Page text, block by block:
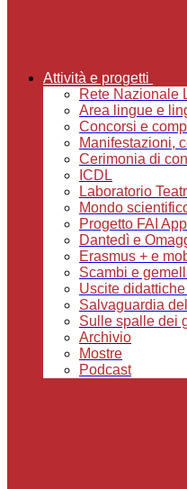
Attività e progetti
Rete Nazionale
Area lingue e
Concorsi e
Manifestazioni,
Cerimonia di
ICDL
Laboratorio
Mondo
Progetto FAI
Dantedì e
Erasmus + e
Scambi e
Uscite
Salvaguardia
Sulle spalle dei
Archivio
Mostre
Podcast